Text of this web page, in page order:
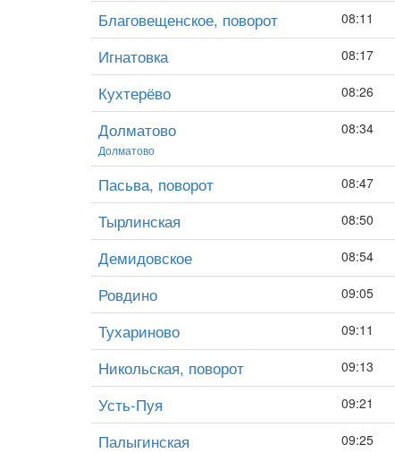
Благовещенское, поворот 08:11
Игнатовка 08:17
Кухтерёво 08:26
Долматово
Долматово
08:34
Пасьва, поворот 08:47
Тырлинская 08:50
Демидовское 08:54
Ровдино 09:05
Тухариново 09:11
Никольская, поворот 09:13
Усть-Пуя 09:21
Палыгинская 09:25